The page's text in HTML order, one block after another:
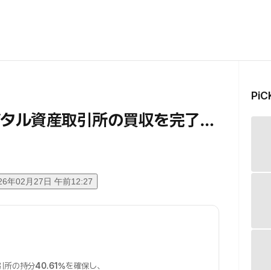
ル資産取引所の買収を完了…
年02月27日 午前12:27
所の持分40.61%を確保し、